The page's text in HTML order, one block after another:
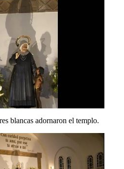
blancas adornaron el templo.